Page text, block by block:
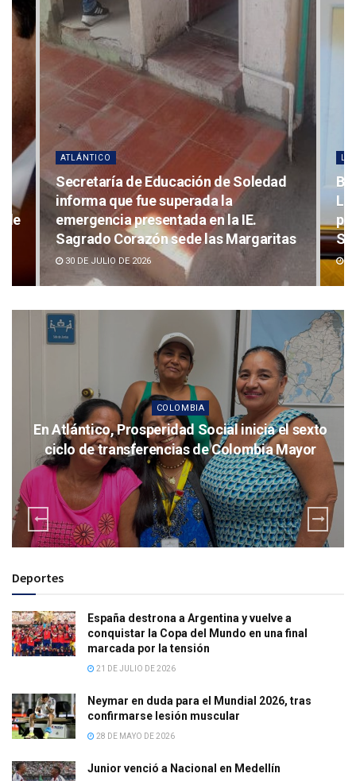
LOCALES
Barranquilla recibe la certificación
LEED for cities Gold y se convierte en la
primera ciudad sostenible de
Suramérica
30 DE JULIO DE 2026 30
COLOMBIA
En Atlántico, Prosperidad Social inicia el sexto
ciclo de transferencias de Colombia Mayor
Deportes
España destrona a Argentina y vuelve a
conquistar la Copa del Mundo en una final
marcada por la tensión
21 DE JULIO DE 2026
Neymar en duda para el Mundial 2026, tras
confirmarse lesión muscular
28 DE MAYO DE 2026
Junior venció a Nacional en Medellín